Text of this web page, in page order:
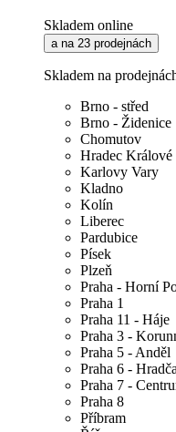
Skladem online
a na 23 prodejnách
Skladem na
Brno - střed
Brno - Židenice
Chomutov
Hradec Králové
Karlovy Vary
Kladno
Kolín
Liberec
Pardubice
Písek
Plzeň
Praha - Horní
Praha 1
Praha 11 - Háje
Praha 3 -
Praha 5 - Anděl
Praha 6 -
Praha 7 -
Praha 8
Příbram